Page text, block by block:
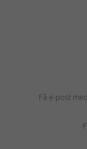
Få e-post